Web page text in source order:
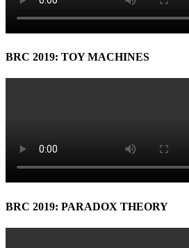
BRC 2019: TOY MACHINES
BRC 2019: PARADOX THEORY